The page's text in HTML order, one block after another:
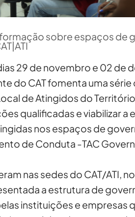
sobre espaços de
29 de novembro e 02 de
do CAT fomenta uma
de Atingidos do
qualificadas e viabilizar a
nos espaços de
de Conduta -TAC
nas sedes do CAT/ATI,
a estrutura de
instituições e empresas